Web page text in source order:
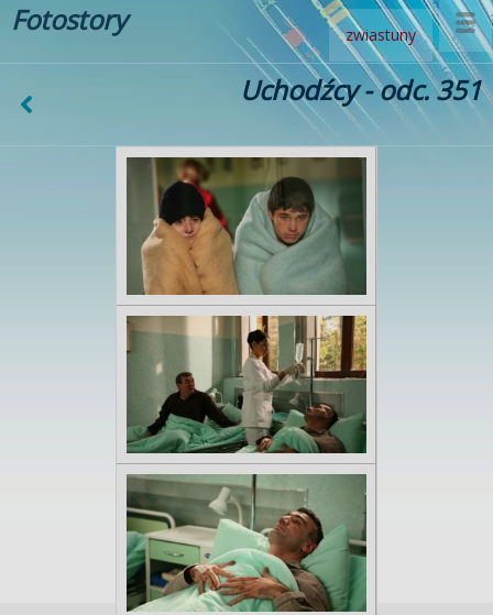
Fotostory zwiastuny
Uchodźcy - odc. 351